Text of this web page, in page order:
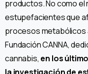
productos. No como
estupefacientes que
procesos metabólicos
Fundación CANNA,
cannabis, en los
la investigación de